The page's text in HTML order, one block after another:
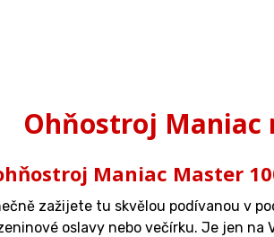
Ohňostroj Maniac
Maniac Master
zažijete tu skvělou podívanou v
oslavy nebo večírku. Je jen